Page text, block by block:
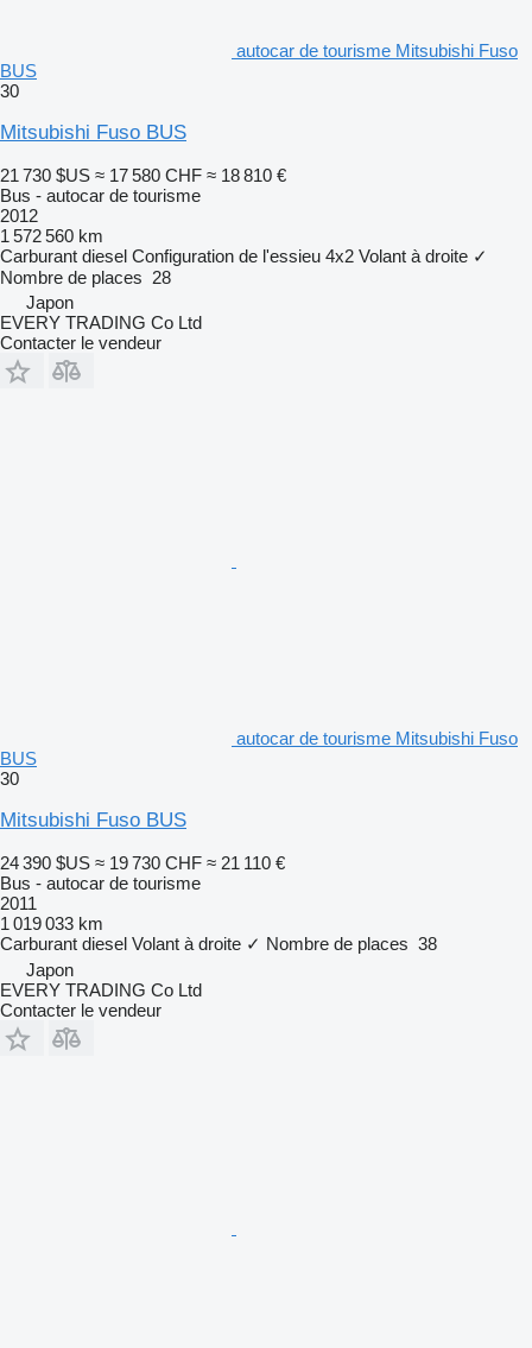
autocar de tourisme Mitsubishi Fuso
BUS
30
Mitsubishi Fuso BUS
21 730 $US ≈ 17 580 CHF ≈ 18 810 €
Bus - autocar de tourisme
2012
1 572 560 km
Carburant diesel Configuration de l'essieu 4x2 Volant à droite ✓
Nombre de places 28
Japon
EVERY TRADING Co Ltd
Contacter le vendeur
autocar de tourisme Mitsubishi Fuso
BUS
30
Mitsubishi Fuso BUS
24 390 $US ≈ 19 730 CHF ≈ 21 110 €
Bus - autocar de tourisme
2011
1 019 033 km
Carburant diesel Volant à droite ✓ Nombre de places 38
Japon
EVERY TRADING Co Ltd
Contacter le vendeur